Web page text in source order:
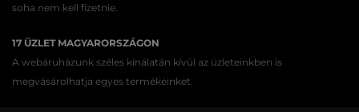
soha nem kell fizetnie.
17 ÜZLET MAGYARORSZÁGON
A webáruházunk széles kínálatán kívül az üzleteinkben is
megvásárolhatja egyes termékeinket.